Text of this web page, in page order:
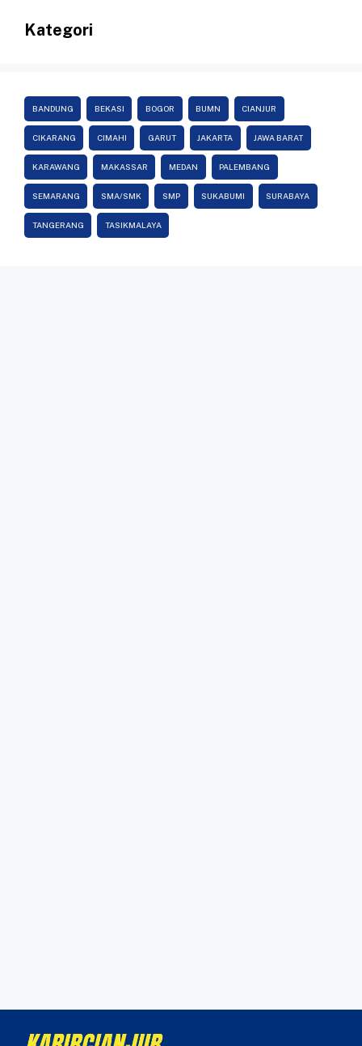
Kategori
BANDUNG BEKASI BOGOR BUMN CIANJUR
CIKARANG CIMAHI GARUT JAKARTA JAWA BARAT
KARAWANG MAKASSAR MEDAN PALEMBANG
SEMARANG SMA/SMK SMP SUKABUMI SURABAYA
TANGERANG TASIKMALAYA